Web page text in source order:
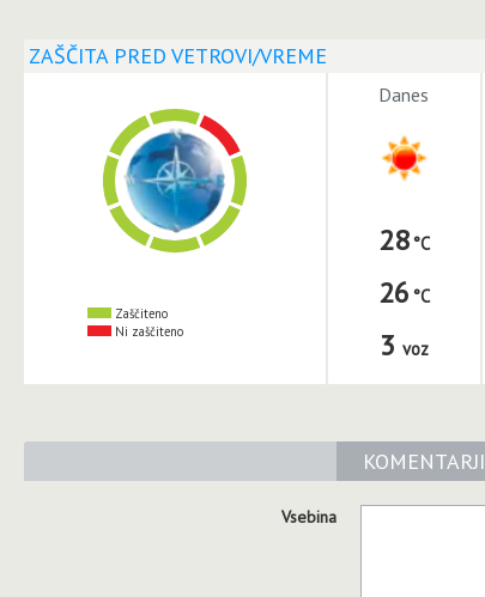
ZAŠČITA PRED VETROVI/VREME
Zaščiteno
Ni zaščiteno
Danes
28
26
3 voz
KOMENTARJI
Vsebina